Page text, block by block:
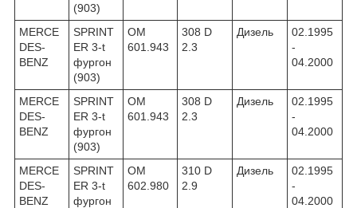
(903)
MERCE
DES-
BENZ
SPRINT
ER 3-t
фургон
(903)
OM
601.943
308 D
2.3
Дизель
02.1995
-
04.2000
MERCE
DES-
BENZ
SPRINT
ER 3-t
фургон
(903)
OM
601.943
308 D
2.3
Дизель
02.1995
-
04.2000
MERCE
DES-
BENZ
SPRINT
ER 3-t
фургон
OM
602.980
310 D
2.9
Дизель
02.1995
-
04.2000